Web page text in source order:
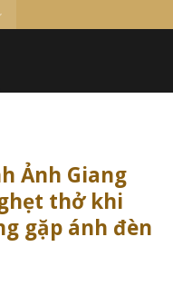
Ảnh Giang
thở khi
gặp ánh đèn